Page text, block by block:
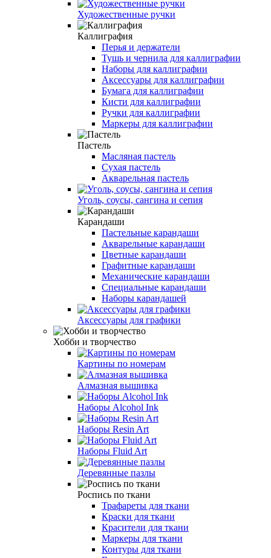
Художественные ручки
Каллиграфия
Перья и держатели
Тушь и чернила для каллиграфии
Наборы для каллиграфии
Аксессуары для каллиграфии
Бумага для каллиграфии
Кисти для каллиграфии
Ручки для каллиграфии
Маркеры для каллиграфии
Пастель
Масляная пастель
Сухая пастель
Акварельная пастель
Уголь, соусы, сангина и сепия
Карандаши
Пастельные карандаши
Акварельные карандаши
Цветные карандаши
Графитные карандаши
Механические карандаши
Специальные карандаши
Наборы карандашей
Аксессуары для графики
Хобби и творчество
Картины по номерам
Алмазная вышивка
Наборы Alcohol Ink
Наборы Resin Art
Наборы Fluid Art
Деревянные пазлы
Роспись по ткани
Трафареты для ткани
Краски для ткани
Красители для ткани
Маркеры для ткани
Контуры для ткани